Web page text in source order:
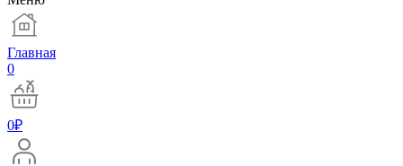
Главная
0
0₽